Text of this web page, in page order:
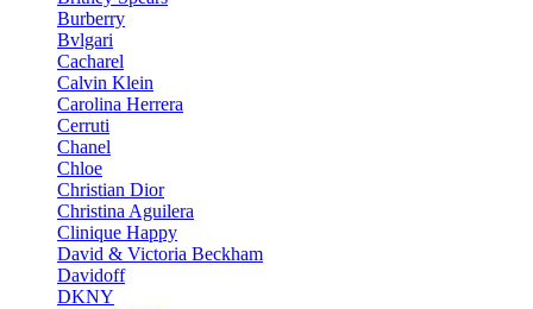
Burberry
Bvlgari
Cacharel
Calvin Klein
Carolina Herrera
Cerruti
Chanel
Chloe
Christian Dior
Christina Aguilera
Clinique Happy
David & Victoria Beckham
Davidoff
DKNY